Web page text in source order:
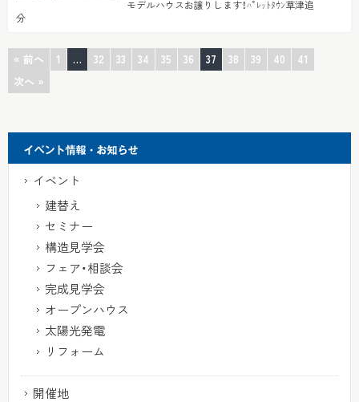
モデルハウスお譲りします！ﾊﾟﾚｯﾄﾀｳﾝ草津追
分
« 前へ 1 … 32 33 34 35 36 37 38 39 40
41
次へ »
イベント
建替え
セミナー
構造見学会
フェア・相談会
完成見学会
オープンハウス
太陽光発電
リフォーム
開催地